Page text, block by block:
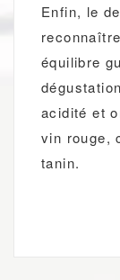
Enfin, le
équilibre
acidité et
vin rouge,
tanin.